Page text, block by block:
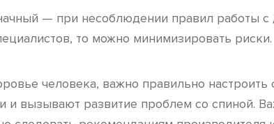
— при несоблюдении правил работы с
то можно минимизировать риски.
человека, важно правильно
вызывают развитие проблем со спиной.